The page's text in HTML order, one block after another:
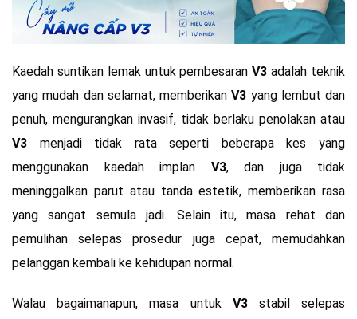
Kaedah suntikan lemak untuk pembesaranV3 adalah teknik
yang mudah dan selamat, memberikanV3 yang lembut dan
penuh, mengurangkan invasif, tidak berlaku penolakan atau
V3 menjadi tidak rata seperti beberapa kes yang
menggunakan kaedah implan V3, dan juga tidak
meninggalkan parut atau tanda estetik, memberikan rasa
yang sangat semula jadi. Selain itu, masa rehat dan
pemulihan selepas prosedur juga cepat, memudahkan
pelanggan kembali ke kehidupan normal.
Walau bagaimanapun, masa untuk V3stabil selepas